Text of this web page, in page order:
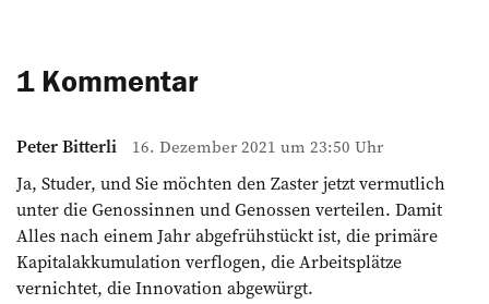
1 Kommentar
Peter Bitterli 16. Dezember 2021 um 23:50 Uhr
Ja, Studer, und Sie möchten den Zaster jetzt vermutlich
unter die Genossinnen und Genossen verteilen. Damit
Alles nach einem Jahr abgefrühstückt ist, die primäre
Kapitalakkumulation verflogen, die Arbeitsplätze
vernichtet, die Innovation abgewürgt.